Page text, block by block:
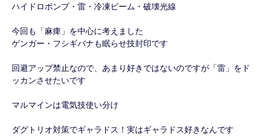
ハイドロポンプ・雷・冷凍ビーム・破壊光線
今回も「麻痺」を中心に考えました
ゲンガー・フシギバナも眠らせ技封印です
回避アップ禁止なので、あまり好きではないのですが「雷」をド
ッカンさせたいです
マルマインは電気技使い分け
ダグトリオ対策でギャラドス！実はギャラドス好きなんです